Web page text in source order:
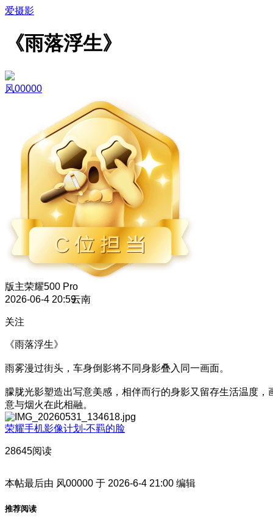
爱摄影
《雨落浮生》
风00000
版主荣耀500 Pro
2026-06-4 20:59云南
关注
《雨落浮生》
雨雾漫过街头，车身倒影将不同身影叠入同一画面。
朦胧光影塑造出写意美感，相伴而行的身影又留存生活温度，
意与烟火在此相融。
荣耀手机影像计划-不羁的脸
28645阅读
本帖最后由 风00000 于 2026-6-4 21:00 编辑
推荐阅读